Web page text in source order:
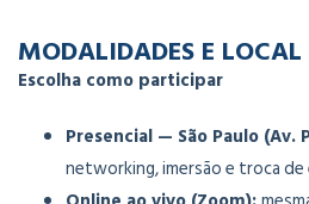
MODALIDADES E LOCAL
Escolha como participar
Presencial — São Paulo (Av.
networking, imersão e troca